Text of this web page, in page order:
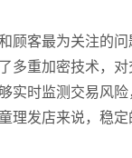
顾客最为关注的
多重加密技术，
实时监测交易风
理发店来说，稳